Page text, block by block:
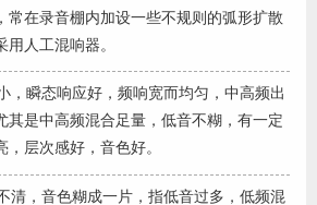
常在录音棚内加设一些不规则的弧形扩散
人工混响器。
，瞬态响应好，频响宽而均匀，中高频出
其是中高频混合足量，低音不糊，有一定
层次感好，音色好。
清，音色糊成一片，指低音过多，低频混